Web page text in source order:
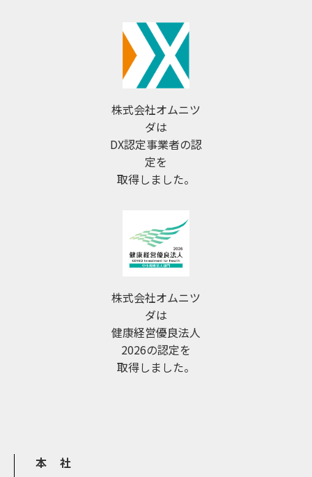
株式会社オムニツ
ダは
DX認定事業者の認
定を
取得しました。
株式会社オムニツ
ダは
健康経営優良法人
2026の認定を
取得しました。
本 社